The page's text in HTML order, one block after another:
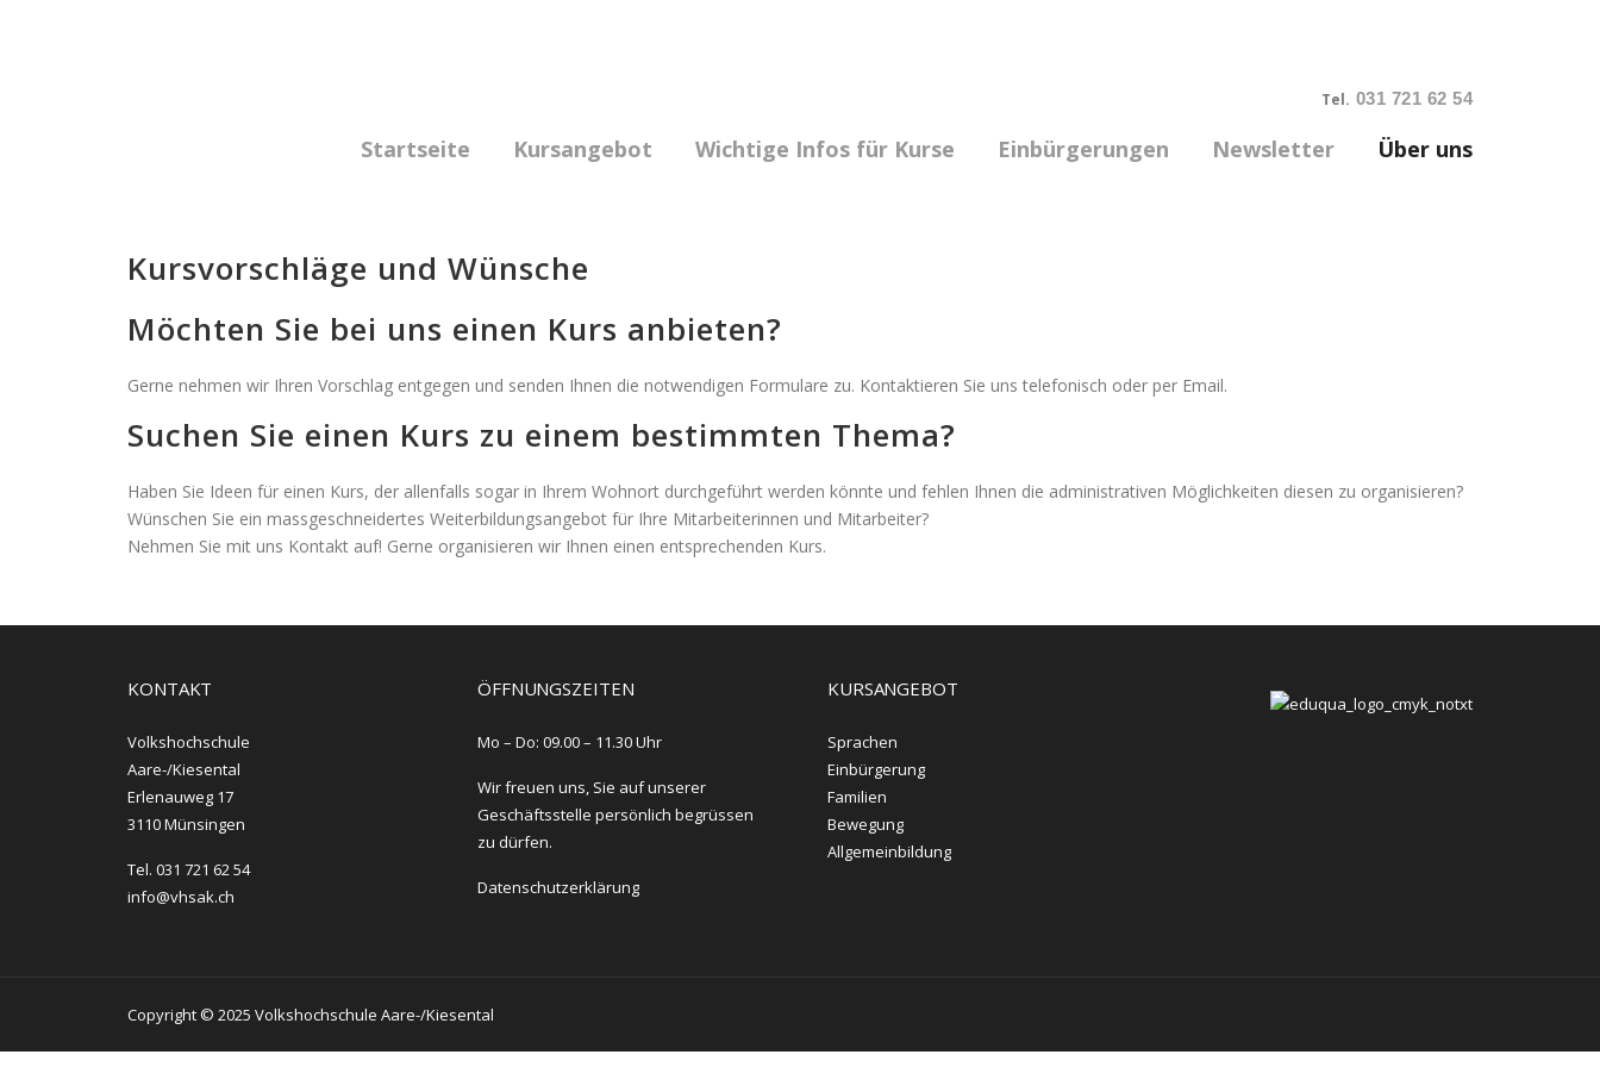
Tel. 031 721 62 54
Startseite Kursangebot Wichtige Infos für Kurse Einbürgerungen Newsletter Über uns
Kursvorschläge und Wünsche
Möchten Sie bei uns einen Kurs anbieten?
Gerne nehmen wir Ihren Vorschlag entgegen und senden Ihnen die notwendigen Formulare zu. Kontaktieren Sie uns telefonisch oder per Email.
Suchen Sie einen Kurs zu einem bestimmten Thema?
Haben Sie Ideen für einen Kurs, der allenfalls sogar in Ihrem Wohnort durchgeführt werden könnte und fehlen Ihnen die administrativen Möglichkeiten diesen zu organisieren?
Wünschen Sie ein massgeschneidertes Weiterbildungsangebot für Ihre Mitarbeiterinnen und Mitarbeiter?
Nehmen Sie mit uns Kontakt auf! Gerne organisieren wir Ihnen einen entsprechenden Kurs.
KONTAKT
Volkshochschule
Aare-/Kiesental
Erlenauweg 17
3110 Münsingen
Tel. 031 721 62 54
info@vhsak.ch
ÖFFNUNGSZEITEN
Mo – Do: 09.00 – 11.30 Uhr
Wir freuen uns, Sie auf unserer
Geschäftsstelle persönlich begrüssen
zu dürfen.
Datenschutzerklärung
KURSANGEBOT
Sprachen
Einbürgerung
Familien
Bewegung
Allgemeinbildung
Copyright © 2025 Volkshochschule Aare-/Kiesental